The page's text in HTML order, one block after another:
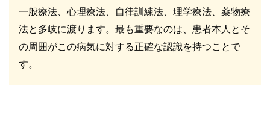
一般療法、心理療法、自律訓練法、理学療法、薬物療
法と多岐に渡ります。最も重要なのは、患者本人とそ
の周囲がこの病気に対する正確な認識を持つことで
す。